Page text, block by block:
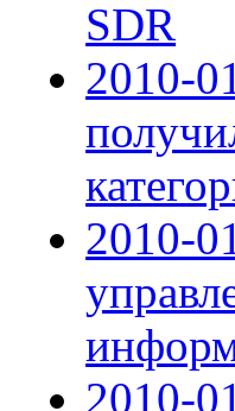
SDR
2010-
2010-
2010-